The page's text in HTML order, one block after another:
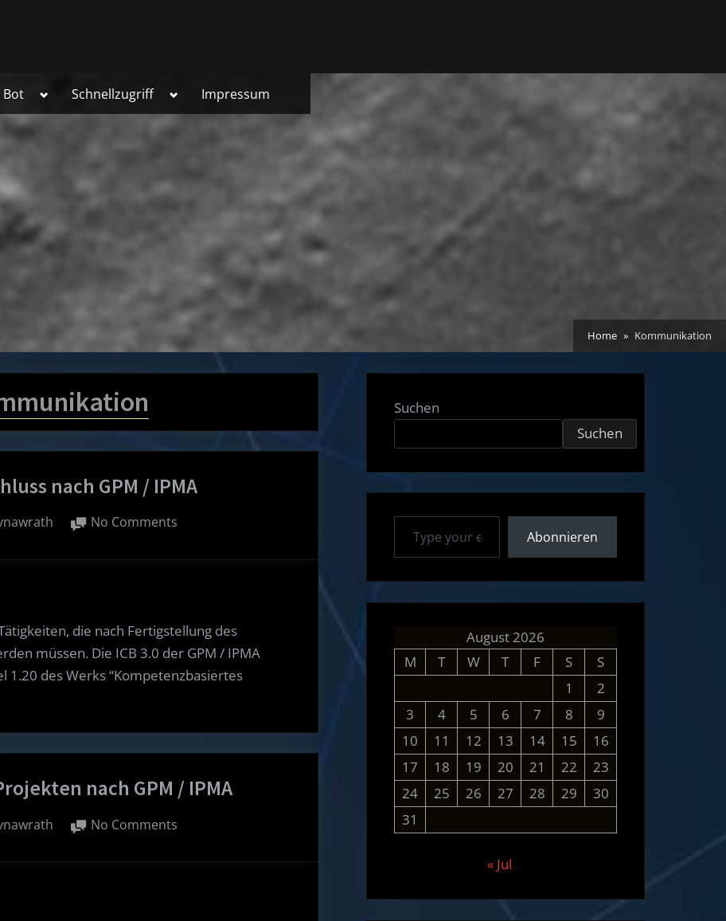
Toggle
menu
Schnellzugriff Toggle
menu
Impressum
Home Kommunikation
nach GPM / IPMA
No Comments
/
IPMA
die nach Fertigstellung des
müssen. Die ICB 3.0 der GPM / IPMA
1.20 des Werks “Kompetenzbasiertes
nach GPM / IPMA
No Comments
Suchen
Suchen
Type your email…
Abonnieren
August 2026
M
T W T F S
S
1
2
3
4 5 6 7 8
9
10
11 12 13 14 15
16
17
18 19 20 21 22
23
24
25 26 27 28 29
30
31
« Jul